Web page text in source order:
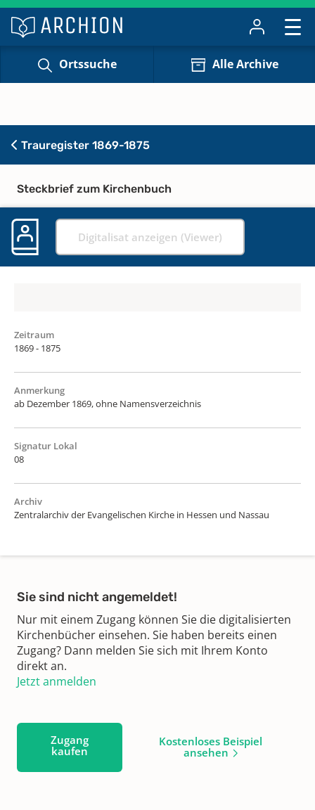
Ortssuche Alle Archive
Trauregister 1869-1875
Steckbrief zum Kirchenbuch
Digitalisat anzeigen (Viewer)
Zeitraum
1869 - 1875
Anmerkung
ab Dezember 1869, ohne Namensverzeichnis
Signatur Lokal
08
Archiv
Zentralarchiv der Evangelischen Kirche in Hessen und Nassau
Sie sind nicht angemeldet!
Nur mit einem Zugang können Sie die digitalisierten
Kirchenbücher einsehen. Sie haben bereits einen
Zugang? Dann melden Sie sich mit Ihrem Konto
direkt an.
Jetzt anmelden
Zugang
kaufen
Kostenloses Beispiel
ansehen